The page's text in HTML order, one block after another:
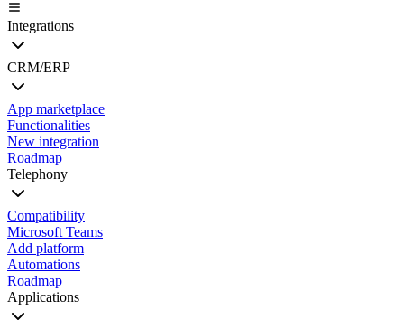
Integrations
CRM/ERP
App marketplace
Functionalities
New integration
Roadmap
Telephony
Compatibility
Microsoft Teams
Add platform
Automations
Roadmap
Applications